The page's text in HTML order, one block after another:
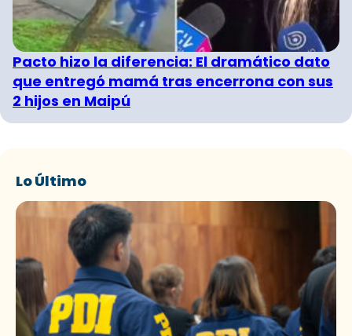
Pacto hizo la diferencia: El dramático dato
que entregó mamá tras encerrona con sus
2 hijos en Maipú
Lo Último